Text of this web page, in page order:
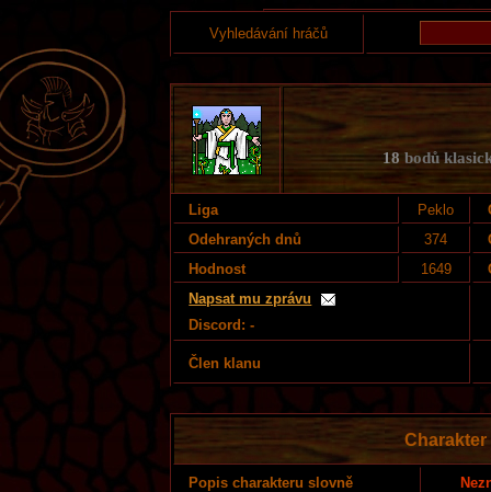
Vyhledávání hráčů
18 bodů
Liga Peklo
Odehraných dnů
374
Hodnost
1649
Napsat mu zprávu
Discord: -
Člen klanu
Popis charakteru slovně